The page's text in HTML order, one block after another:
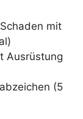
mit
Ausrüstung
(5